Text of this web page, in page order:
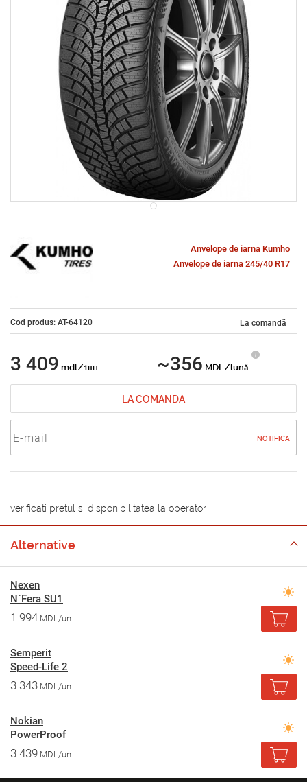
Anvelope de iarna Kumho
Anvelope de iarna 245/40 R17
Cod produs: AT-64120 La comandă
3 409 mdl/1шт ~356 MDL/lună
LA COMANDA
NOTIFICA
verificati pretul si disponibilitatea la operator
Alternative
Nexen
N`Fera SU1
1 994 MDL/un
Semperit
Speed-Life 2
3 343 MDL/un
Nokian
PowerProof
3 439 MDL/un